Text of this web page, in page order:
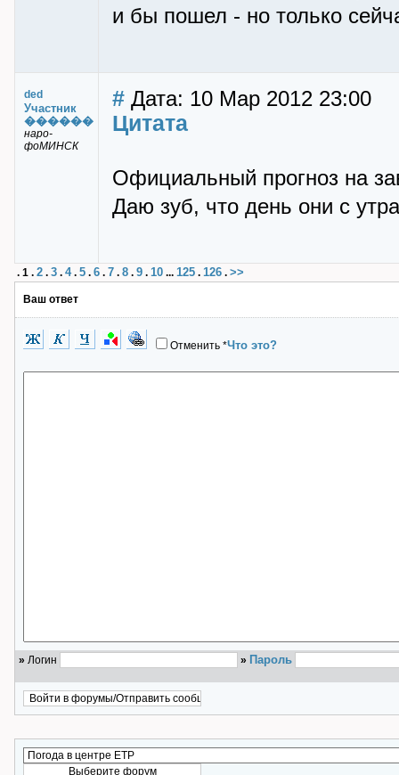
и бы пошел - но только
ded
Участник
������
наро-
фоМИНСК
# Дата: 10 Мар 2012 23:00
Цитата
Официальный прогноз на
Даю зуб, что день они с
. 1 . 2 . 3 . 4. 5 . 6 . 7 . 8 . 9 . 10 ... 125 . 126 . >>
Ваш ответ
Отменить *Что это?
» Логин » Пароль